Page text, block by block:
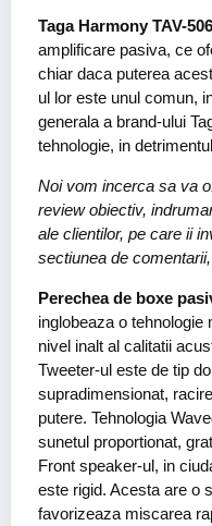
Taga Harmony TAV-
amplificare pasiva, ce
chiar daca puterea
ul lor este unul comun,
generala a brand-ului
tehnologie, in
Noi vom incerca sa va
review obiectiv,
ale clientilor, pe care ii
sectiunea de
Perechea de boxe
inglobeaza o tehnologie
nivel inalt al calitatii
Tweeter-ul este de tip
supradimensionat,
putere. Tehnologia
sunetul proportionat,
Front speaker-ul, in
este rigid. Acesta are o
favorizeaza miscarea